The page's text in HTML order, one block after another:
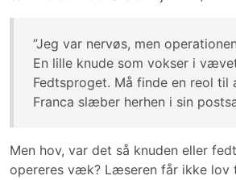
”Jeg var nervøs, men
En lille knude som vokser i
Fedtsproget. Må finde en reol til
Franca slæber herhen i sin
Men hov, var det så knuden eller
opereres væk? Læseren får ikke lov